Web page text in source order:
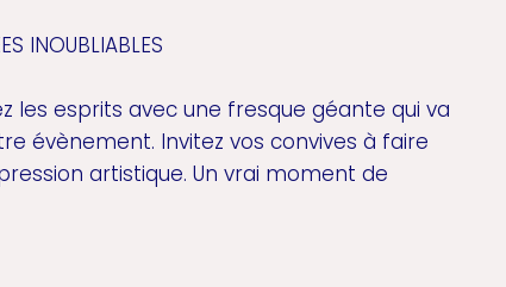
INOUBLIABLES
les esprits avec une fresque géante qui va
évènement. Invitez vos convives à faire
artistique. Un vrai moment de